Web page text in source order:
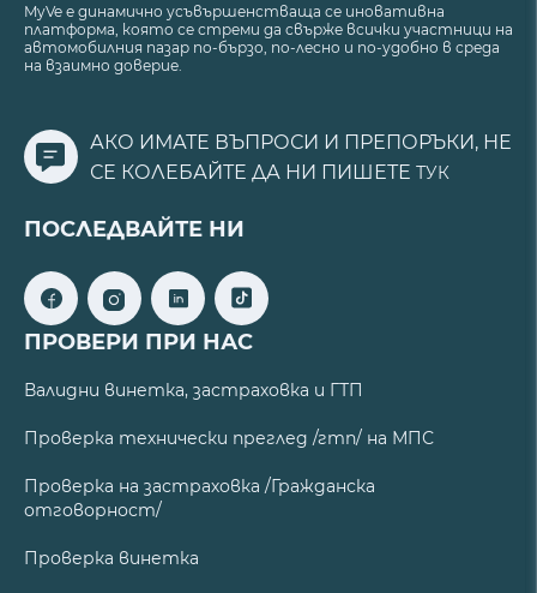
MyVe е динамично усъвършенстваща се иновативна
платформа, която се стреми да свърже всички участници на
автомобилния пазар по-бързо, по-лесно и по-удобно в среда
на взаимно доверие.
АКО ИМАТЕ ВЪПРОСИ И ПРЕПОРЪКИ, НЕ
СЕ КОЛЕБАЙТЕ ДА НИ ПИШЕТЕ ТУК
ПОСЛЕДВАЙТЕ НИ
ПРОВЕРИ ПРИ НАС
Валидни винетка, застраховка и ГТП
Проверка технически преглед /гтп/ на МПС
Проверка на застраховка /Гражданска
отговорност/
Проверка винетка